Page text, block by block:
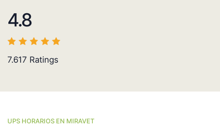
4.8
7.617 Ratings
UPS HORARIOS EN MIRAVET